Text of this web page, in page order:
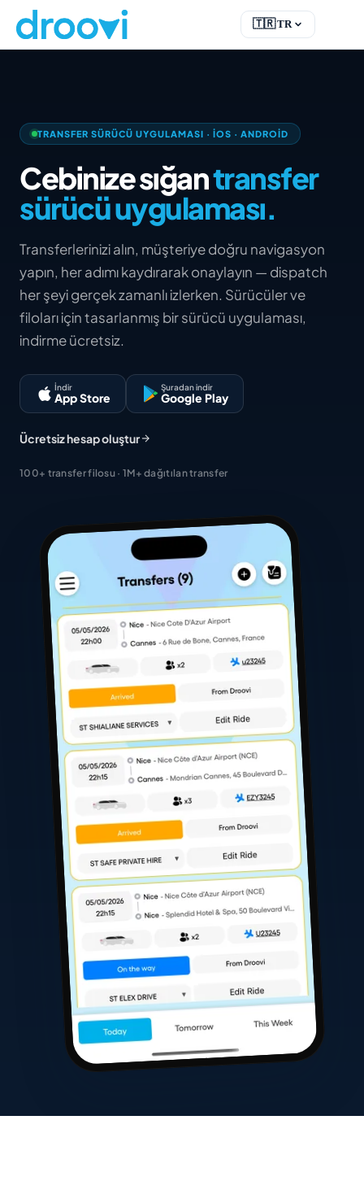
🇹🇷TR
RU Русский
TR Türkçe
TRANSFER SÜRÜCÜ UYGULAMASI · IOS · ANDROID
Cebinize sığantransfer
sürücü uygulaması.
Transferlerinizi alın, müşteriye doğru navigasyon
yapın, her adımı kaydırarak onaylayın — dispatch
her şeyi gerçek zamanlı izlerken. Sürücüler ve
filoları için tasarlanmış bir sürücü uygulaması,
indirme ücretsiz.
İndir
App Store
Şuradan indir
Google Play
Ücretsiz hesap oluştur
100+ transfer filosu · 1M+ dağıtılan transfer